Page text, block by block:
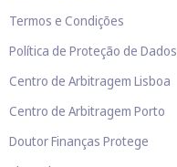
Termos e Condições
Política de Proteção de Dados
Centro de Arbitragem Lisboa
Centro de Arbitragem Porto
Doutor Finanças Protege